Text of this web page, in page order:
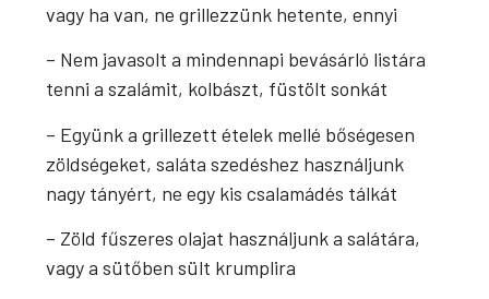
vagy ha van, ne grillezzünk hetente, ennyi
– Nem javasolt a mindennapi bevásárló listára
tenni a szalámit, kolbászt, füstölt sonkát
– Együnk a grillezett ételek mellé bőségesen
zöldségeket, saláta szedéshez használjunk
nagy tányért, ne egy kis csalamádés tálkát
– Zöld fűszeres olajat használjunk a salátára,
vagy a sütőben sült krumplira